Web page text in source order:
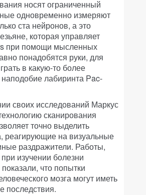
носят ограниченный
одновременно измеряют
ста нейронов, а это
которая управляет
при помощи мысленных
понадобятся руки, для
в какую-то более
лабиринта Pac-
своих исследований Маркус
сканирования
точно выделить
реагирующие на визуальные
раздражители. Работы,
изучении болезни
что попытки
мозга могут иметь
последствия.